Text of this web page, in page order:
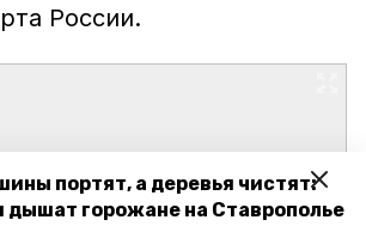
портят, а деревья чистят:
дышат горожане на Ставрополье
России.